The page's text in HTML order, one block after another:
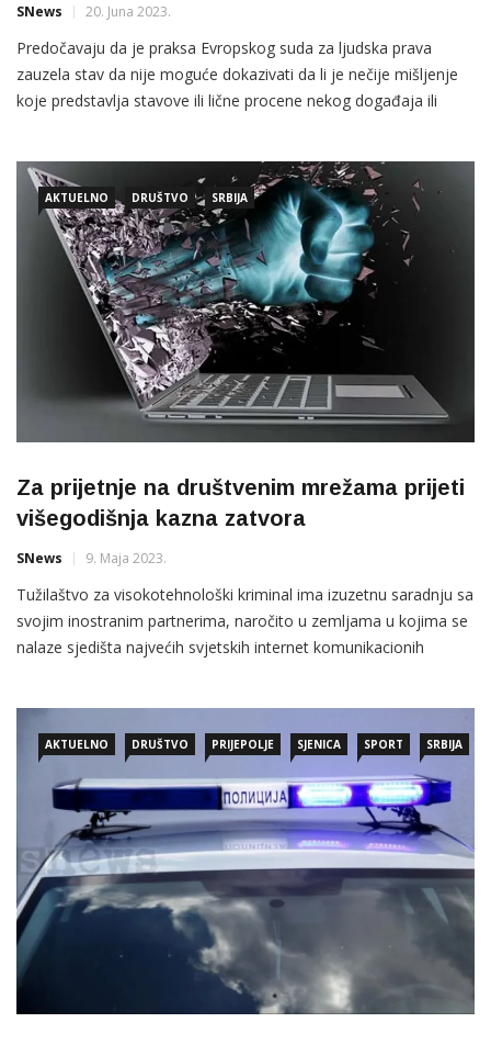
SNews 20. Juna 2023.
Predočavaju da je praksa Evropskog suda za ljudska prava
zauzela stav da nije moguće dokazivati da li je nečije mišljenje
koje predstavlja stavove ili lične procene nekog događaja ili
samo mišljenja koja se povoljno primaju ili se smatraju
AKTUELNO DRUŠTVO SRBIJA
Za prijetnje na društvenim mrežama prijeti
višegodišnja kazna zatvora
SNews 9. Maja 2023.
Tužilaštvo za visokotehnološki kriminal ima izuzetnu saradnju sa
svojim inostranim partnerima, naročito u zemljama u kojima se
nalaze sjedišta najvećih svjetskih internet komunikacionih
AKTUELNO DRUŠTVO PRIJEPOLJE SJENICA SPORT SRBIJA